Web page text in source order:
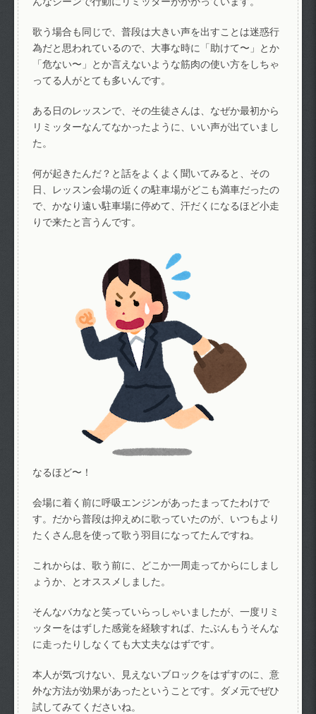
歌う場合も同じで、普段は大きい声を出すことは迷惑行
為だと思われているので、大事な時に「助けて〜」とか
「危ない〜」とか言えないような筋肉の使い方をしちゃ
ってる人がとても多いんです。
ある日のレッスンで、その生徒さんは、なぜか最初から
リミッターなんてなかったように、いい声が出ていまし
た。
何が起きたんだ？と話をよくよく聞いてみると、その
日、レッスン会場の近くの駐車場がどこも満車だったの
で、かなり遠い駐車場に停めて、汗だくになるほど小走
りで来たと言うんです。
なるほど〜！
会場に着く前に呼吸エンジンがあったまってたわけで
す。だから普段は抑えめに歌っていたのが、いつもより
たくさん息を使って歌う羽目になってたんですね。
これからは、歌う前に、どこか一周走ってからにしまし
ょうか、とオススメしました。
そんなバカなと笑っていらっしゃいましたが、一度リミ
ッターをはずした感覚を経験すれば、たぶんもうそんな
に走ったりしなくても大丈夫なはずです。
本人が気づけない、見えないブロックをはずすのに、意
外な方法が効果があったということです。ダメ元でぜひ
試してみてくださいね。